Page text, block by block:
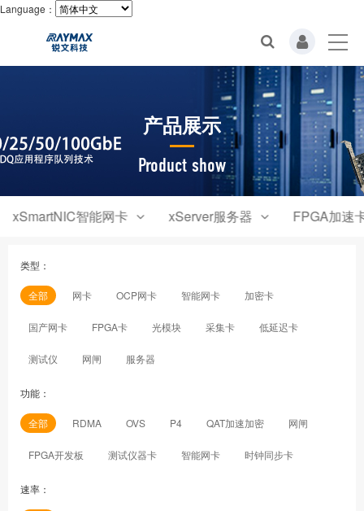
Language：
产品展示
Product show
xSmartNIC智能网卡 xServer服务器 FPGA加速
类型：
全部 网卡 OCP网卡 智能网卡 加密卡
国产网卡 FPGA卡 光模块 采集卡 低延迟卡
测试仪 网闸 服务器
功能：
全部 RDMA OVS P4 QAT加速加密 网闸
FPGA开发板 测试仪器卡 智能网卡 时钟同步卡
速率：